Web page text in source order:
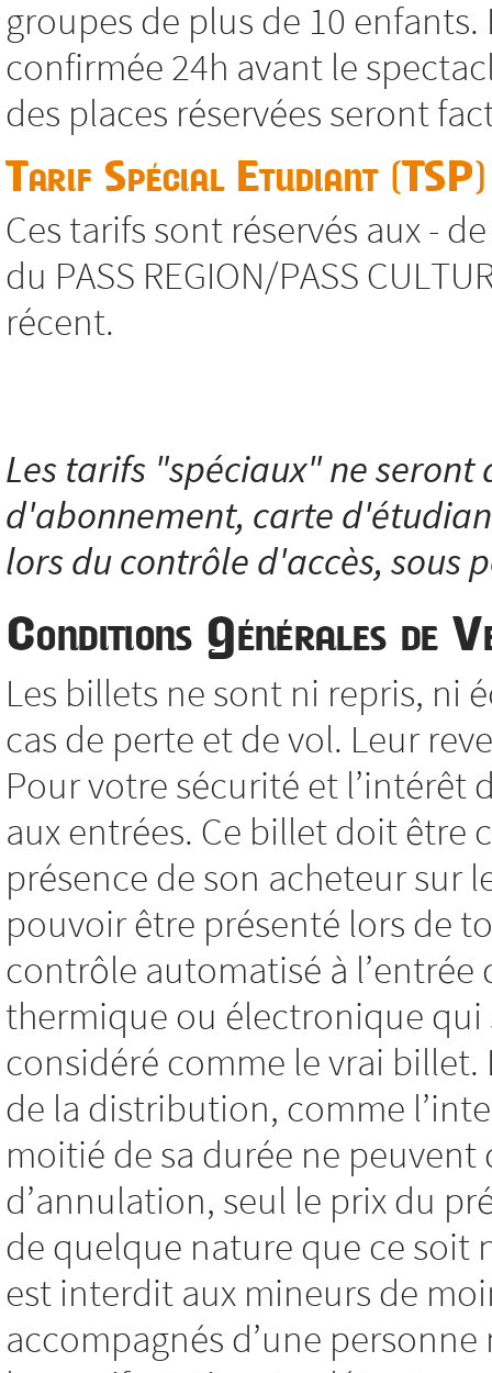
groupes de plus de 10
confirmée 24h avant le
des places réservées seront
Tarif Spécial Etudiant (TSP)
Ces tarifs sont réservés aux -
du PASS REGION/PASS
récent.
Les tarifs "spéciaux" ne
d'abonnement, carte
lors du contrôle d'accès, sous
Conditions Générales de
Les billets ne sont ni repris, ni
cas de perte et de vol. Leur
Pour votre sécurité et l’intérêt
aux entrées. Ce billet doit être
présence de son acheteur sur
pouvoir être présenté lors de
contrôle automatisé à
thermique ou électronique qui
considéré comme le vrai
de la distribution, comme
moitié de sa durée ne
d’annulation, seul le prix du
de quelque nature que ce soit
est interdit aux mineurs de
accompagnés d’une